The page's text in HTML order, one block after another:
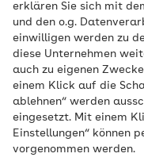
erklären Sie sich mit
und den o.g.
einwilligen werden zu
diese Unternehmen
auch zu eigenen
einem Klick auf die
ablehnen“ werden
eingesetzt. Mit einem
Einstellungen“ können
vorgenommen werden.
Veröffentlicht am:
11.07.2023 5
Wenn der Arm
oder sich kaum
sich um eine
handeln. Die
Laufe der Zeit,